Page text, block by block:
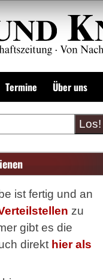
Termine Über uns
ist fertig und an
zu
gibt es die
direkt hier als